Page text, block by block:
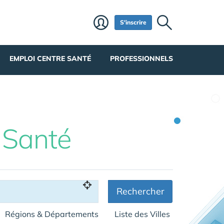
S'inscrire
EMPLOI CENTRE SANTÉ PROFESSIONNELS
Rechercher
Régions & Départements Liste des Villes